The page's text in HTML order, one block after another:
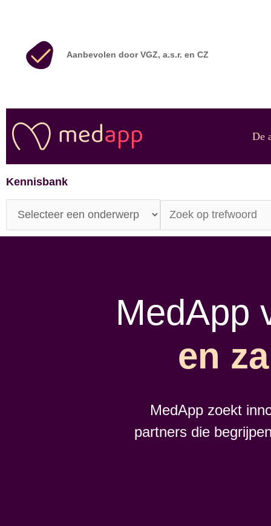
inhoud
Aanbevolen door VGZ, a.s.r. en CZ
De
Kennisbank
MedApp
en
MedApp zoekt
partners die